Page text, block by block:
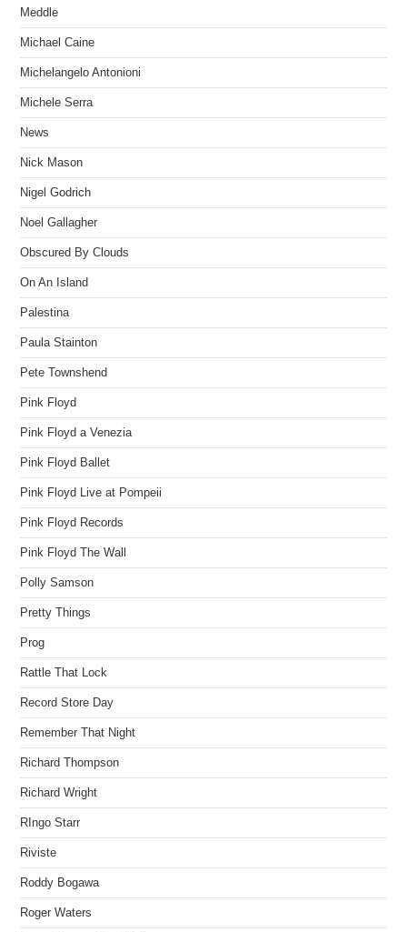
Meddle
Michael Caine
Michelangelo Antonioni
Michele Serra
News
Nick Mason
Nigel Godrich
Noel Gallagher
Obscured By Clouds
On An Island
Palestina
Paula Stainton
Pete Townshend
Pink Floyd
Pink Floyd a Venezia
Pink Floyd Ballet
Pink Floyd Live at Pompeii
Pink Floyd Records
Pink Floyd The Wall
Polly Samson
Pretty Things
Prog
Rattle That Lock
Record Store Day
Remember That Night
Richard Thompson
Richard Wright
RIngo Starr
Riviste
Roddy Bogawa
Roger Waters